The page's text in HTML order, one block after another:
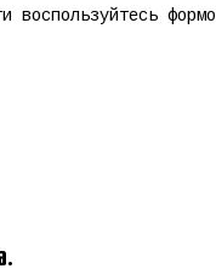
воспользуйтесь